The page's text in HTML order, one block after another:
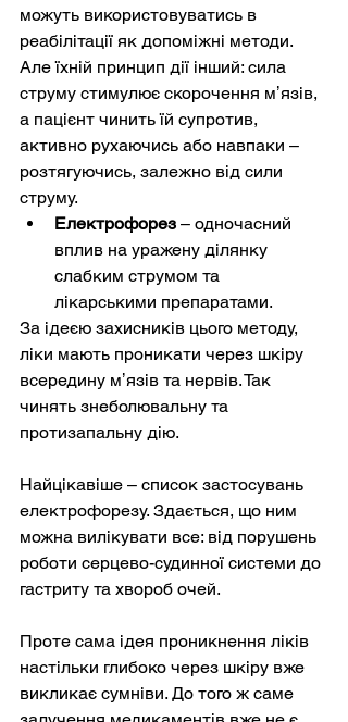
можуть використовуватись в
реабілітації як допоміжні методи.
Але їхній принцип дії інший: сила
струму стимулює скорочення мʼязів,
а пацієнт чинить їй супротив,
активно рухаючись або навпаки –
розтягуючись, залежно від сили
струму.
Електрофорез – одночасний
вплив на уражену ділянку
слабким струмом та
лікарськими препаратами.
За ідеєю захисників цього методу,
ліки мають проникати через шкіру
всередину мʼязів та нервів. Так
чинять знеболювальну та
протизапальну дію.
Найцікавіше – список застосувань
електрофорезу. Здається, що ним
можна вилікувати все: від порушень
роботи серцево-судинної системи до
гастриту та хвороб очей.
Проте сама ідея проникнення ліків
настільки глибоко через шкіру вже
викликає сумніви. До того ж саме